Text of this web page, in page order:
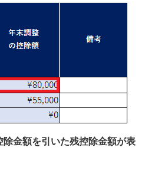
金額を引いた残控除金額が表